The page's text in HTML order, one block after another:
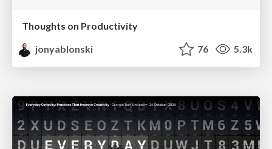
Thoughts on Productivity
jonyablonski
76 5.3k